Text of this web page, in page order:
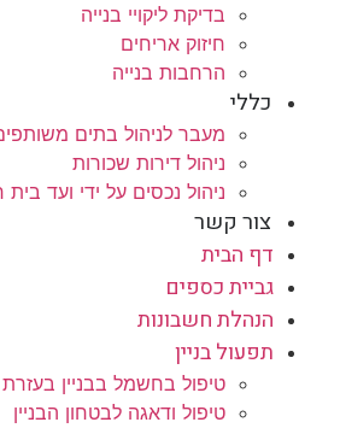
בדיקת ליקויי בנייה
חיזוק אריחים
הרחבות בנייה
כללי
מעבר לניהול בתים משותפים
ניהול דירות שכורות
ניהול נכסים על ידי ועד בית
צור קשר
דף הבית
גביית כספים
הנהלת חשבונות
תפעול בניין
טיפול בחשמל בבניין
טיפול ודאגה לבטחון הבניין